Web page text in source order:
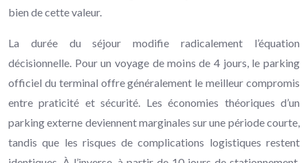
bien de cette valeur.
La durée du séjour modifie radicalement l’équation
décisionnelle. Pour un voyage de moins de 4 jours, le parking
officiel du terminal offre généralement le meilleur compromis
entre praticité et sécurité. Les économies théoriques d’un
parking externe deviennent marginales sur une période courte,
tandis que les risques de complications logistiques restent